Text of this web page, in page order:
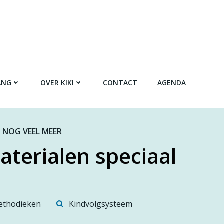
OVER KIKI CONTACT AGENDA
VEEL MEER
speciaal
Kindvolgsysteem